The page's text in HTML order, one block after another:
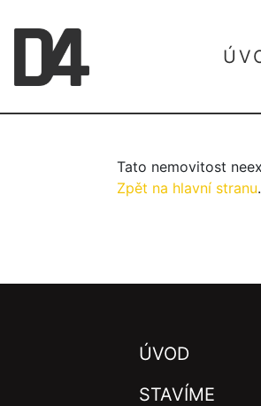
Tato nemovitost
Zpět na hlavní stranu.
ÚVOD
STAVÍME